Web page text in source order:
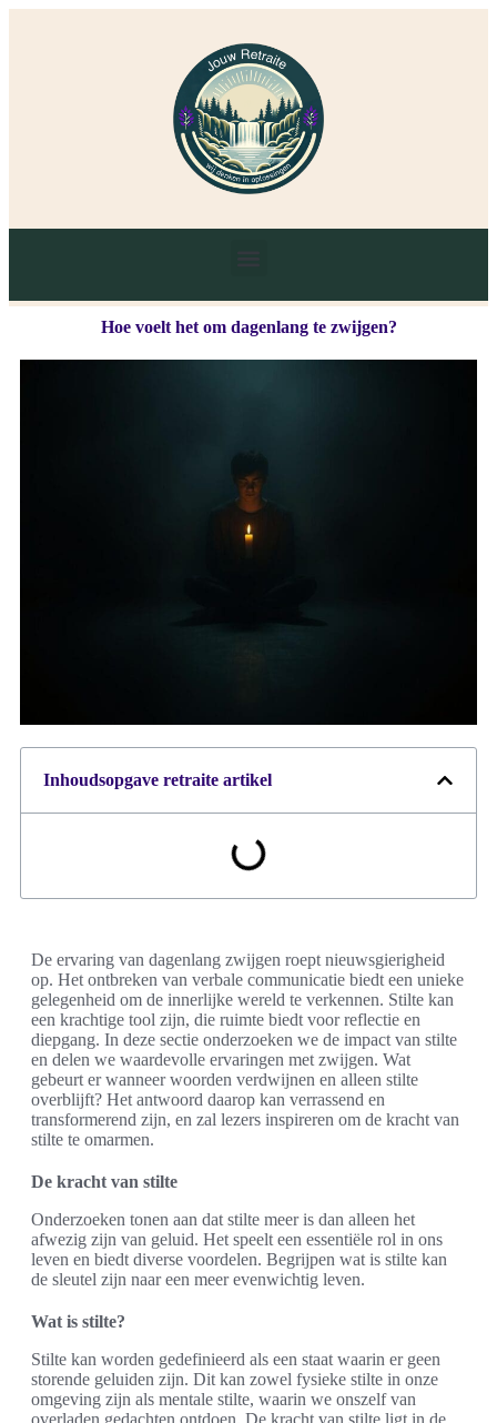
Hoe voelt het om dagenlang te zwijgen?
Inhoudsopgave retraite artikel
De ervaring van dagenlang zwijgen roept nieuwsgierigheid
op. Het ontbreken van verbale communicatie biedt een unieke
gelegenheid om de innerlijke wereld te verkennen. Stilte kan
een krachtige tool zijn, die ruimte biedt voor reflectie en
diepgang. In deze sectie onderzoeken we de impact van stilte
en delen we waardevolle ervaringen met zwijgen. Wat
gebeurt er wanneer woorden verdwijnen en alleen stilte
overblijft? Het antwoord daarop kan verrassend en
transformerend zijn, en zal lezers inspireren om de kracht van
stilte te omarmen.
De kracht van stilte
Onderzoeken tonen aan dat stilte meer is dan alleen het
afwezig zijn van geluid. Het speelt een essentiële rol in ons
leven en biedt diverse voordelen. Begrijpen wat is stilte kan
de sleutel zijn naar een meer evenwichtig leven.
Wat is stilte?
Stilte kan worden gedefinieerd als een staat waarin er geen
storende geluiden zijn. Dit kan zowel fysieke stilte in onze
omgeving zijn als mentale stilte, waarin we onszelf van